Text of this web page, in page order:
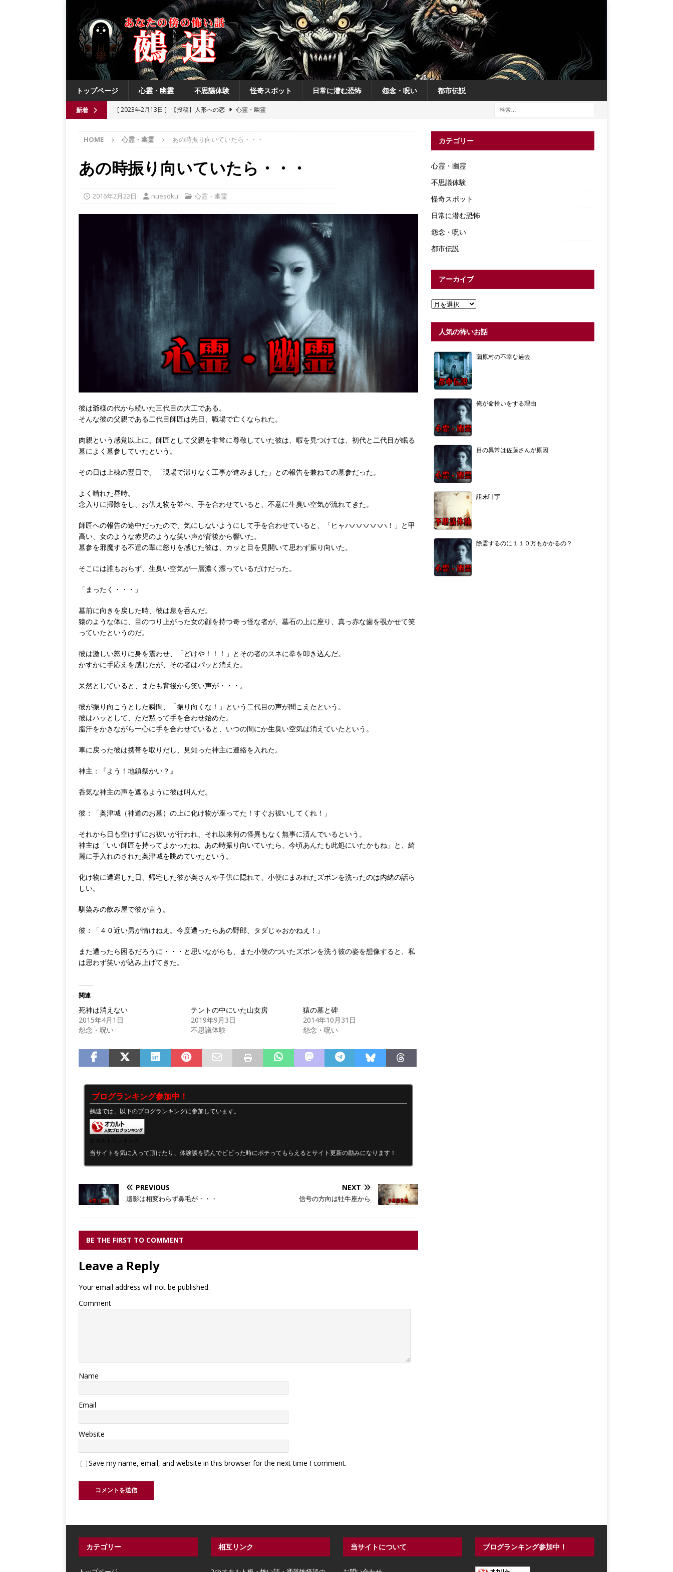
トップページ 心霊・幽霊 不思議体験 怪奇スポット 日常に潜む恐怖 怨念・呪い 都市伝説
新着 [ 2023年2月13日 ] 【投稿】人形への恋
心霊・幽霊
[ 2021年6月13日 ]
チチケゥ
都市伝説
[ 2021年6月13日 ]
ニュータウン祟り神
怨念・呪い
[ 2023年4月4日 ]
【投稿】厄祓い 怨念・呪い
HOME 心霊・幽霊 あの時振り向いていたら・・・
あの時振り向いていたら・・・
2016年2月22日 nuesoku 心霊・幽霊
彼は爺様の代から続いた三代目の大工である。
そんな彼の父親である二代目師匠は先日、職場で亡くなられた。
肉親という感覚以上に、師匠として父親を非常に尊敬していた彼は、暇を見つけては、初代と二代目が眠る
墓によく墓参していたという。
その日は上棟の翌日で、「現場で滞りなく工事が進みました」との報告を兼ねての墓参だった。
よく晴れた昼時。
念入りに掃除をし、お供え物を並べ、手を合わせていると、不意に生臭い空気が流れてきた。
師匠への報告の途中だったので、気にしないようにして手を合わせていると、「ヒャハハハハハハ！」と甲
高い、女のような赤児のような笑い声が背後から響いた。
墓参を邪魔する不逞の輩に怒りを感じた彼は、カッと目を見開いて思わず振り向いた。
そこには誰もおらず、生臭い空気が一層濃く漂っているだけだった。
「まったく・・・」
墓前に向きを戻した時、彼は息を呑んだ。
猿のような体に、目のつり上がった女の顔を持つ奇っ怪な者が、墓石の上に座り、真っ赤な歯を覗かせて笑
っていたというのだ。
彼は激しい怒りに身を震わせ、「どけや！！！」とその者のスネに拳を叩き込んだ。
かすかに手応えを感じたが、その者はパッと消えた。
呆然としていると、またも背後から笑い声が・・・。
彼が振り向こうとした瞬間、「振り向くな！」という二代目の声が聞こえたという。
彼はハッとして、ただ黙って手を合わせ始めた。
脂汗をかきながら一心に手を合わせていると、いつの間にか生臭い空気は消えていたという。
車に戻った彼は携帯を取りだし、見知った神主に連絡を入れた。
神主：『よう！地鎮祭かい？』
呑気な神主の声を遮るように彼は叫んだ。
彼：「奥津城（神道のお墓）の上に化け物が座ってた！すぐお祓いしてくれ！」
それから日も空けずにお祓いが行われ、それ以来何の怪異もなく無事に済んでいるという。
神主は「いい師匠を持ってよかったね。あの時振り向いていたら、今頃あんたも此処にいたかもね」と、綺
麗に手入れのされた奥津城を眺めていたという。
化け物に遭遇した日、帰宅した彼が奥さんや子供に隠れて、小便にまみれたズボンを洗ったのは内緒の話ら
しい。
馴染みの飲み屋で彼が言う。
彼：「４０近い男が情けねえ。今度遭ったらあの野郎、タダじゃおかねえ！」
また遭ったら困るだろうに・・・と思いながらも、また小便のついたズボンを洗う彼の姿を想像すると、私
は思わず笑いが込み上げてきた。
関連
死神は消えない
2015年4月1日
怨念・呪い
テントの中にいた山女房
2019年9月3日
不思議体験
猿の墓と碑
2014年10月31日
怨念・呪い
ブログランキング参加中！
鵺速では、以下のブログランキングに参加しています。
当サイトを気に入って頂けたり、体験談を読んでビビった時にポチってもらえるとサイト更新の励みになります！
PREVIOUS
遺影は相変わらず鼻毛が・・・
NEXT
信号の方向は牡牛座から
BE THE FIRST TO COMMENT
Leave a Reply
Your email address will not be published.
Comment
Name
Email
Website
Save my name, email, and website in this browser for the next time I comment.
カテゴリー
心霊・幽霊
不思議体験
怪奇スポット
日常に潜む恐怖
怨念・呪い
都市伝説
アーカイブ
人気の怖いお話
薗原村の不幸な過去
俺が命拾いをする理由
目の異常は佐藤さんが原因
詛末叶宇
除霊するのに１１０万もかかるの？
カテゴリー 相互リンク 当サイトについて ブログランキング参加中！